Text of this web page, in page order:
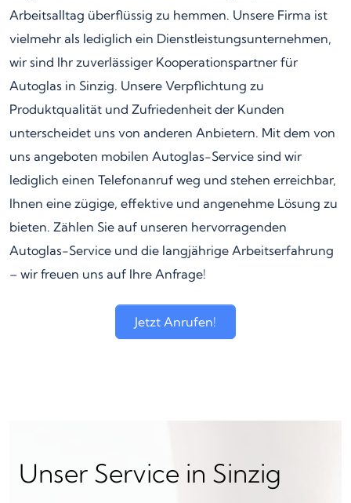
Arbeitsalltag überflüssig zu hemmen. Unsere Firma ist
vielmehr als lediglich ein Dienstleistungsunternehmen,
wir sind Ihr zuverlässiger Kooperationspartner für
Autoglas in Sinzig. Unsere Verpflichtung zu
Produktqualität und Zufriedenheit der Kunden
unterscheidet uns von anderen Anbietern. Mit dem von
uns angeboten mobilen Autoglas-Service sind wir
lediglich einen Telefonanruf weg und stehen erreichbar,
Ihnen eine zügige, effektive und angenehme Lösung zu
bieten. Zählen Sie auf unseren hervorragenden
Autoglas-Service und die langjährige Arbeitserfahrung
– wir freuen uns auf Ihre Anfrage!
Jetzt Anrufen!
Unser Service in Sinzig